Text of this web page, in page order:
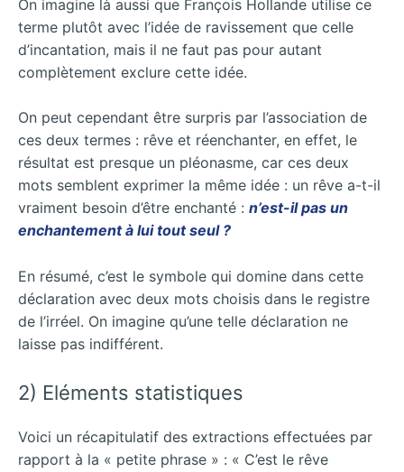
On imagine là aussi que François Hollande utilise ce
terme plutôt avec l’idée de ravissement que celle
d’incantation, mais il ne faut pas pour autant
complètement exclure cette idée.
On peut cependant être surpris par l’association de
ces deux termes : rêve et réenchanter, en effet, le
résultat est presque un pléonasme, car ces deux
mots semblent exprimer la même idée : un rêve a-t-il
vraiment besoin d’être enchanté : n’est-il pas un
enchantement à lui tout seul ?
En résumé, c’est le symbole qui domine dans cette
déclaration avec deux mots choisis dans le registre
de l’irréel. On imagine qu’une telle déclaration ne
laisse pas indifférent.
2) Eléments statistiques
Voici un récapitulatif des extractions effectuées par
rapport à la « petite phrase » : « C’est le rêve